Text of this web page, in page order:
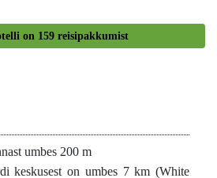
on 159 reisipakkumist
umbes 200 m
keskusest on umbes 7 km (White